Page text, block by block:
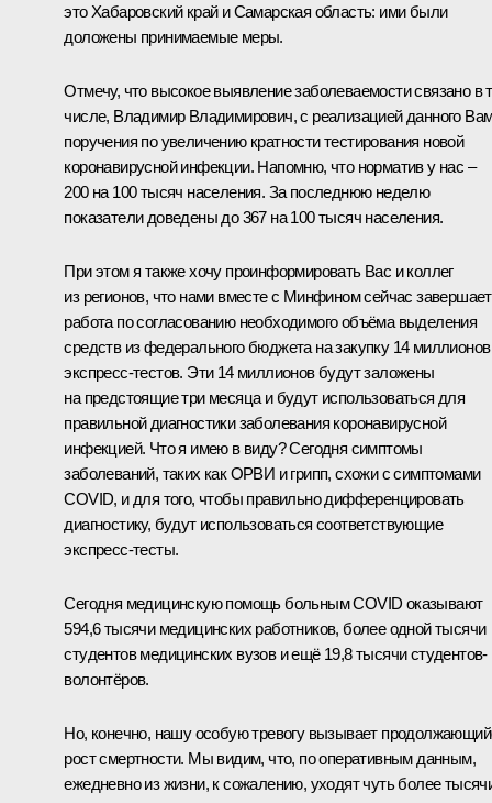
это Хабаровский край и Самарская область: ими были
доложены принимаемые меры.
Отмечу, что высокое выявление заболеваемости связано в
числе, Владимир Владимирович, с реализацией данного
поручения по увеличению кратности тестирования новой
коронавирусной инфекции. Напомню, что норматив у нас –
200 на 100 тысяч населения. За последнюю неделю
показатели доведены до 367 на 100 тысяч населения.
При этом я также хочу проинформировать Вас и коллег
из регионов, что нами вместе с Минфином сейчас
работа по согласованию необходимого объёма выделения
средств из федерального бюджета на закупку 14 миллионов
экспресс-тестов. Эти 14 миллионов будут заложены
на предстоящие три месяца и будут использоваться для
правильной диагностики заболевания коронавирусной
инфекцией. Что я имею в виду? Сегодня симптомы
заболеваний, таких как ОРВИ и грипп, схожи с симптомами
COVID, и для того, чтобы правильно дифференцировать
диагностику, будут использоваться соответствующие
экспресс-тесты.
Сегодня медицинскую помощь больным COVID оказывают
594,6 тысячи медицинских работников, более одной тысячи
студентов медицинских вузов и ещё 19,8 тысячи студентов-
волонтёров.
Но, конечно, нашу особую тревогу вызывает
рост смертности. Мы видим, что, по оперативным данным,
ежедневно из жизни, к сожалению, уходят чуть более